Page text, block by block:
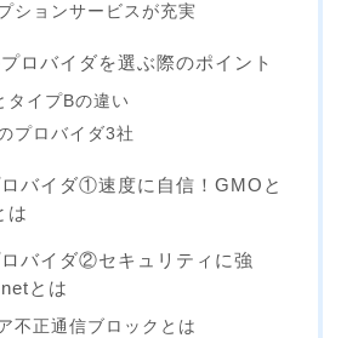
ションサービスが充実
ロバイダを選ぶ際のポイント
タイプBの違い
プロバイダ3社
バイダ①速度に自信！GMOと
は
バイダ②セキュリティに強
とは
不正通信ブロックとは